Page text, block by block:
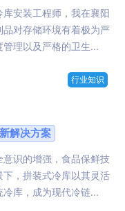
安装工程师，我在襄阳
对存储环境有着极为严
理以及严格的卫生...
行业知识
解决方案
识的增强，食品保鲜技
，拼装式冷库以其灵活
库，成为现代冷链...